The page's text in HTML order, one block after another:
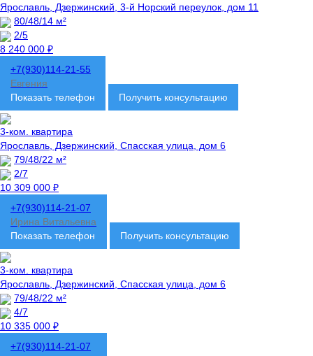
Ярославль, Дзержинский, 3-й Норский переулок, дом 11
80/48/14 м²
2/5
8 240 000 ₽
+7(930)114-21-55
Евгения
Показать телефон
Получить консультацию
3-ком. квартира
Ярославль, Дзержинский, Спасская улица, дом 6
79/48/22 м²
2/7
10 309 000 ₽
+7(930)114-21-07
Ирина Витальевна
Показать телефон
Получить консультацию
3-ком. квартира
Ярославль, Дзержинский, Спасская улица, дом 6
79/48/22 м²
4/7
10 335 000 ₽
+7(930)114-21-07